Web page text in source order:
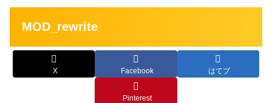
MOD_rewrite
X Facebook はてブ
Pinterest